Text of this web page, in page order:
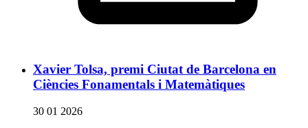
Xavier Tolsa, premi Ciutat de Barcelona en
Ciències Fonamentals i Matemàtiques
30 01 2026